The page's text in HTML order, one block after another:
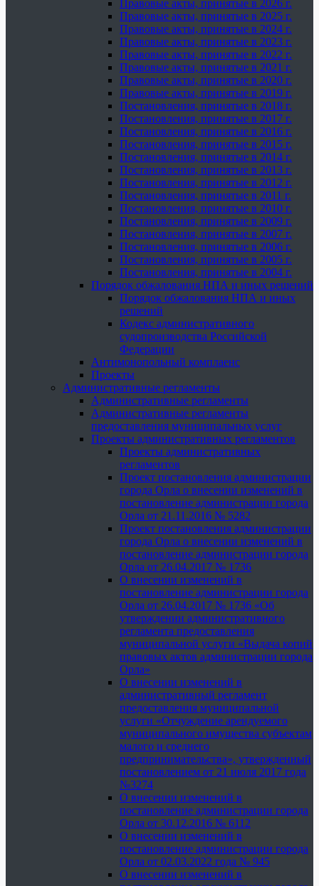
Правовые акты, принятые в 2026 г.
Правовые акты, принятые в 2025 г.
Правовые акты, принятые в 2024 г.
Правовые акты, принятые в 2023 г.
Правовые акты, принятые в 2022 г.
Правовые акты, принятые в 2021 г.
Правовые акты, принятые в 2020 г.
Правовые акты, принятые в 2019 г.
Постановления, принятые в 2018 г.
Постановления, принятые в 2017 г.
Постановления, принятые в 2016 г.
Постановления, принятые в 2015 г.
Постановления, принятые в 2014 г.
Постановления, принятые в 2013 г.
Постановления, принятые в 2012 г.
Постановления, принятые в 2011 г.
Постановления, принятые в 2010 г.
Постановления, принятые в 2009 г.
Постановления, принятые в 2007 г.
Постановления, принятые в 2006 г.
Постановления, принятые в 2005 г.
Постановления, принятые в 2004 г.
Порядок обжалования НПА и иных решений
Порядок обжалования НПА и иных
решений
Кодекс административного
судопроизводства Российской
Федерации
Антимонопольный комплаенс
Проекты
Административные регламенты
Административные регламенты
Административные регламенты
предоставления муниципальных услуг
Проекты административных регламентов
Проекты административных
регламентов
Проект постановления администрации
города Орла о внесении изменений в
постановление администрации города
Орла от 21.11.2016 № 5282
Проект постановления администрации
города Орла о внесении изменений в
постановление администрации города
Орла от 26.04.2017 № 1736
О внесении изменений в
постановление администрации города
Орла от 26.04.2017 № 1736 «Об
утверждении административного
регламента предоставления
муниципальной услуги «Выдача копий
правовых актов администрации города
Орла»
О внесении изменений в
административный регламент
предоставления муниципальной
услуги «Отчуждение арендуемого
муниципального имущества субъектам
малого и среднего
предпринимательства», утвержденный
постановлением от 21 июля 2017 года
№3274
О внесении изменений в
постановление администрации города
Орла от 30.12.2016 № 6112
О внесении изменений в
постановление администрации города
Орла от 02.03.2022 года № 945
О внесении изменений в